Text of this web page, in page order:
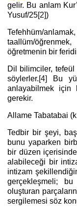
gelir. Bu anlam
Yusuf/25[2])
Tefehhüm/
taallüm/
öğretmenin bir
Dil bilimciler,
söylerler.[4]
Bu
anlayabilmek için
gerekir.
Allame Tabatabai
Tedbir bir şeyi,
bunu yaparken
bir düzen
alabileceği bir
intizam
gerçekleşmeli;
oluşturan
sergilemesi söz